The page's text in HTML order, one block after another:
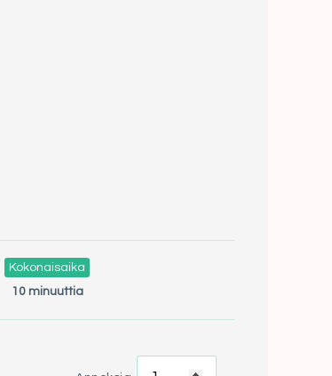
Kokonaisaika
10 minuuttia